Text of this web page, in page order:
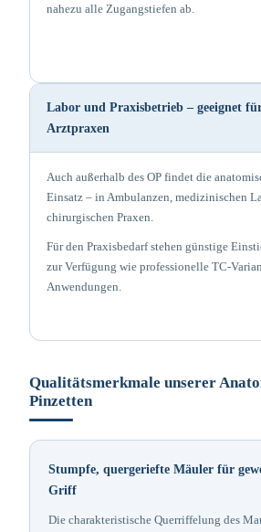
nahezu alle Zugangstiefen ab.
Labor und Praxisbetrieb – geeignet
Arztpraxen
Auch außerhalb des OP findet die
Einsatz – in Ambulanzen, medizinischen
chirurgischen Praxen.
Für den Praxisbedarf stehen günstige
zur Verfügung wie professionelle TC-
Anwendungen.
Qualitätsmerkmale unserer
Pinzetten
Stumpfe, quergeriefte Mäuler für
Griff
Die charakteristische Querriffelung des